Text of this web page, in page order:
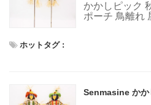
かかしピック
ポーチ 鳥離れ
ホットタグ :